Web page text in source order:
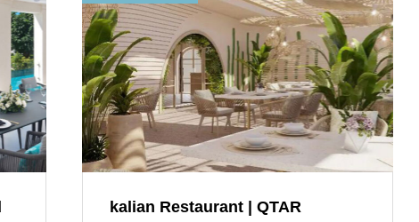
kalian Restaurant | QTAR